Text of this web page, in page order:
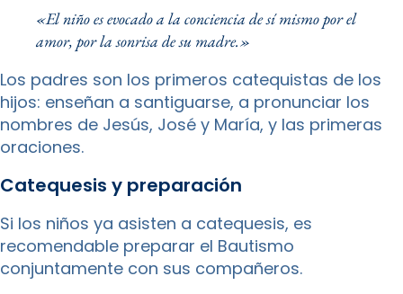
«El niño es evocado a la conciencia de sí mismo por el
amor, por la sonrisa de su madre.»
Los padres son los primeros catequistas de los
hijos: enseñan a santiguarse, a pronunciar los
nombres de Jesús, José y María, y las primeras
oraciones.
Catequesis y preparación
Si los niños ya asisten a catequesis, es
recomendable preparar el Bautismo
conjuntamente con sus compañeros.